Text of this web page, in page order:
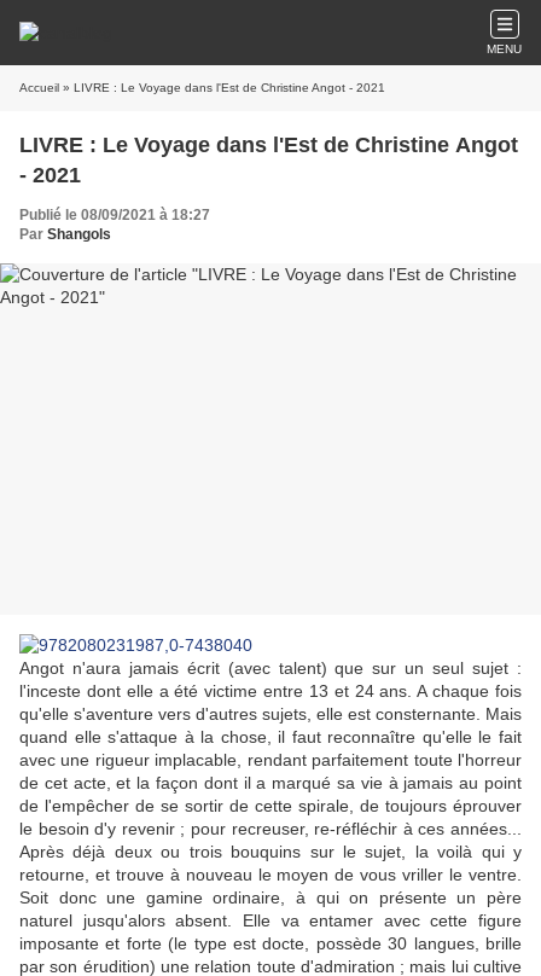
MENU
Accueil » LIVRE : Le Voyage dans l'Est de Christine Angot - 2021
LIVRE : Le Voyage dans l'Est de Christine Angot
- 2021
Publié le 08/09/2021 à 18:27
Par Shangols
Angot n'aura jamais écrit (avec talent) que sur un seul sujet :
l'inceste dont elle a été victime entre 13 et 24 ans. A chaque fois
qu'elle s'aventure vers d'autres sujets, elle est consternante. Mais
quand elle s'attaque à la chose, il faut reconnaître qu'elle le fait
avec une rigueur implacable, rendant parfaitement toute l'horreur
de cet acte, et la façon dont il a marqué sa vie à jamais au point
de l'empêcher de se sortir de cette spirale, de toujours éprouver
le besoin d'y revenir ; pour recreuser, re-réfléchir à ces années...
Après déjà deux ou trois bouquins sur le sujet, la voilà qui y
retourne, et trouve à nouveau le moyen de vous vriller le ventre.
Soit donc une gamine ordinaire, à qui on présente un père
naturel jusqu'alors absent. Elle va entamer avec cette figure
imposante et forte (le type est docte, possède 30 langues, brille
par son érudition) une relation toute d'admiration ; mais lui cultive